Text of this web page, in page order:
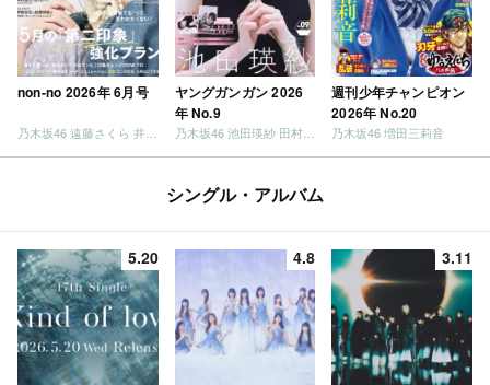
non-no 2026年 6月号
ヤングガンガン 2026
年 No.9
乃木坂46 池田瑛紗 田村真佑
週刊少年チャンピオン
2026年 No.20
乃木坂46 増田三莉音
シングル・アルバム
5.20 4.8 3.11